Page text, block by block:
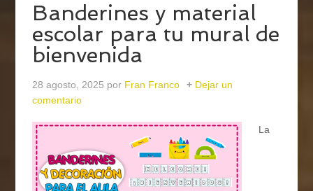
Banderines y material
escolar para tu mural de
bienvenida
28 agosto, 2025 por Fran Franco
Dejar un
comentario
La